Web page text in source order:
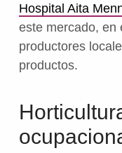
Hospital Aita
este mercado, en
productores
productos.